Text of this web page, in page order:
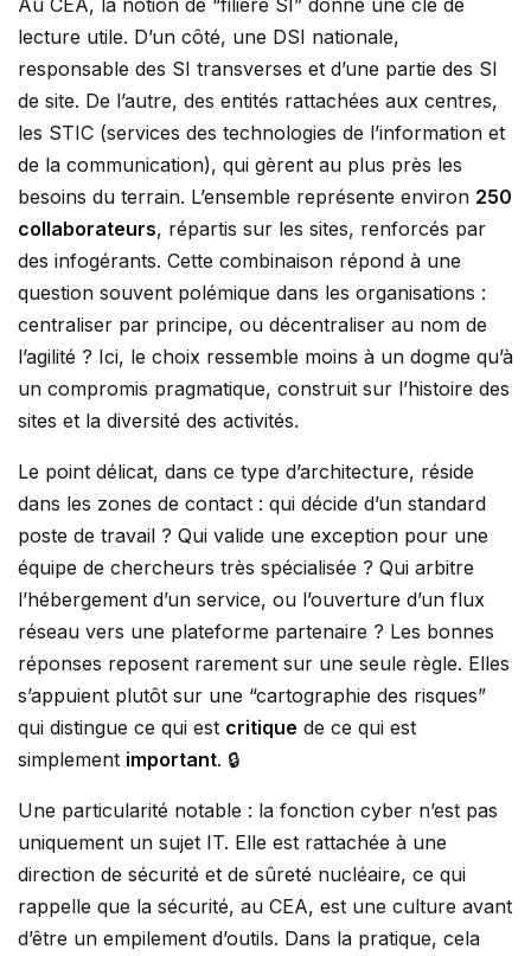
lecture utile. D’un côté, une DSI nationale,
responsable des SI transverses et d’une partie des SI
de site. De l’autre, des entités rattachées aux centres,
les STIC (services des technologies de l’information et
de la communication), qui gèrent au plus près les
besoins du terrain. L’ensemble représente environ 250
collaborateurs, répartis sur les sites, renforcés par
des infogérants. Cette combinaison répond à une
question souvent polémique dans les organisations :
centraliser par principe, ou décentraliser au nom de
l’agilité ? Ici, le choix ressemble moins à un dogme qu’à
un compromis pragmatique, construit sur l’histoire des
sites et la diversité des activités.
Le point délicat, dans ce type d’architecture, réside
dans les zones de contact : qui décide d’un standard
poste de travail ? Qui valide une exception pour une
équipe de chercheurs très spécialisée ? Qui arbitre
l’hébergement d’un service, ou l’ouverture d’un flux
réseau vers une plateforme partenaire ? Les bonnes
réponses reposent rarement sur une seule règle. Elles
s’appuient plutôt sur une “cartographie des risques”
qui distingue ce qui est critique de ce qui est
simplement important. 🔒
Une particularité notable : la fonction cyber n’est pas
uniquement un sujet IT. Elle est rattachée à une
direction de sécurité et de sûreté nucléaire, ce qui
rappelle que la sécurité, au CEA, est une culture avant
d’être un empilement d’outils. Dans la pratique, cela